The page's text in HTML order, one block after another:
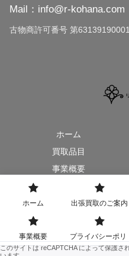
Mail：info@r-kohana.com
古物商許可番号 第
ホーム
買取品目
事業概要
© 2020 リユースkohana【出
ホーム 出張買取のご案内
事業概要
プライバシーポリ
シー
このサイトは reCAPTCHA によって保護さ